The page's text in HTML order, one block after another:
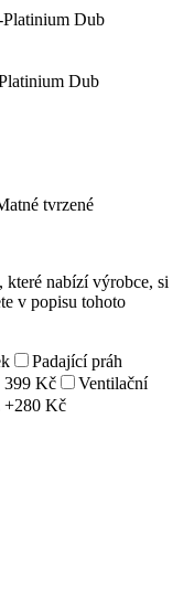
Dub
Dub
tvrzené
nabízí výrobce, si
v popisu tohoto
Padající práh
399 Kč
Ventilační
+280 Kč